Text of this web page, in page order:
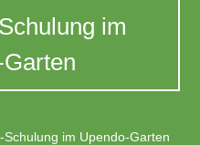
im
Schulung im Upendo-Garten